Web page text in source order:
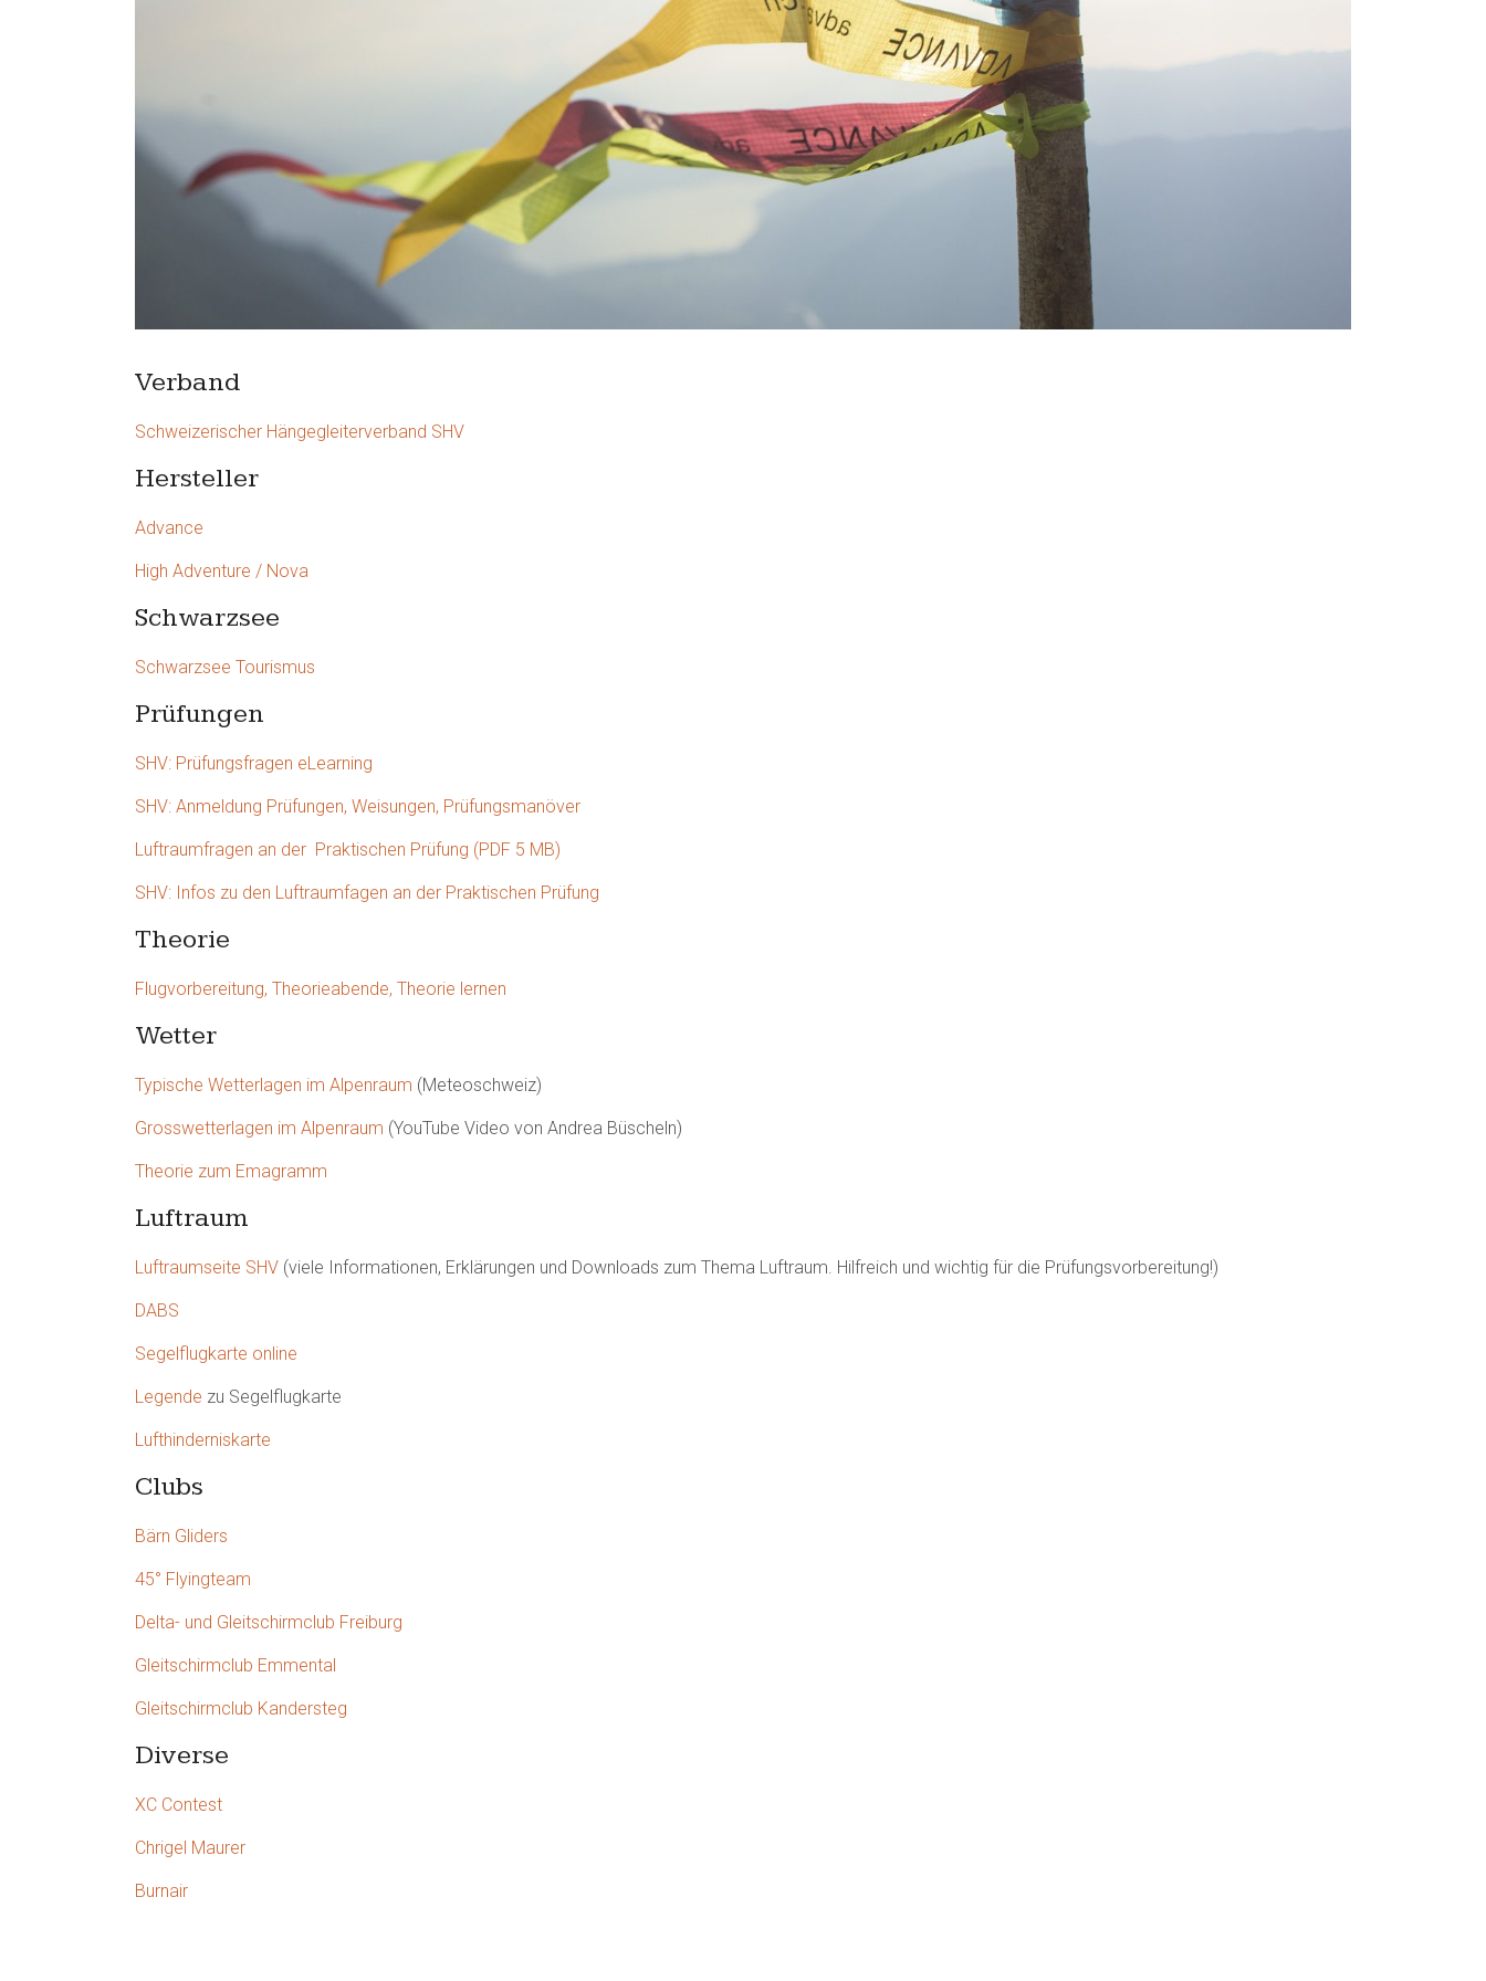
Verband
Schweizerischer Hängegleiterverband SHV
Hersteller
Advance
High Adventure / Nova
Schwarzsee
Schwarzsee Tourismus
Prüfungen
SHV: Prüfungsfragen eLearning
SHV: Anmeldung Prüfungen, Weisungen, Prüfungsmanöver
Luftraumfragen an der Praktischen Prüfung (PDF 5 MB)
SHV: Infos zu den Luftraumfagen an der Praktischen Prüfung
Theorie
Flugvorbereitung, Theorieabende, Theorie lernen
Wetter
Typische Wetterlagen im Alpenraum (Meteoschweiz)
Grosswetterlagen im Alpenraum (YouTube Video von Andrea Büscheln)
Theorie zum Emagramm
Luftraum
Luftraumseite SHV (viele Informationen, Erklärungen und Downloads zum Thema Luftraum. Hilfreich und wichtig für die Prüfungsvorbereitung!)
DABS
Segelflugkarte online
Legende zu Segelflugkarte
Lufthinderniskarte
Clubs
Bärn Gliders
45° Flyingteam
Delta- und Gleitschirmclub Freiburg
Gleitschirmclub Emmental
Gleitschirmclub Kandersteg
Diverse
XC Contest
Chrigel Maurer
Burnair